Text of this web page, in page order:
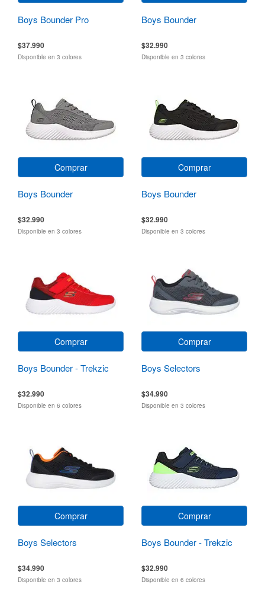
Boys Bounder Pro
$37.990
Disponible en 3 colores
Boys Bounder
$32.990
Disponible en 3 colores
Comprar
Boys Bounder
$32.990
Disponible en 3 colores
Comprar
Boys Bounder
$32.990
Disponible en 3 colores
Comprar
Boys Bounder - Trekzic
$32.990
Disponible en 6 colores
Comprar
Boys Selectors
$34.990
Disponible en 3 colores
Comprar
Boys Selectors
$34.990
Disponible en 3 colores
Comprar
Boys Bounder - Trekzic
$32.990
Disponible en 6 colores